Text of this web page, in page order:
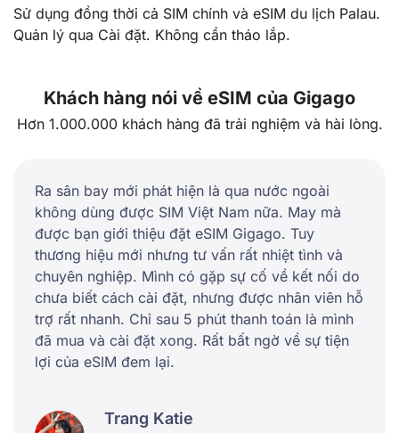
Sử dụng đồng thời cả SIM chính và eSIM du lịch Palau.
Quản lý qua Cài đặt. Không cần tháo lắp.
Khách hàng nói về eSIM của Gigago
Hơn 1.000.000 khách hàng đã trải nghiệm và hài lòng.
Ra sân bay mới phát hiện là qua nước ngoài
không dùng được SIM Việt Nam nữa. May mà
được bạn giới thiệu đặt eSIM Gigago. Tuy
thương hiệu mới nhưng tư vấn rất nhiệt tình và
chuyên nghiệp. Mình có gặp sự cố về kết nối do
chưa biết cách cài đặt, nhưng được nhân viên hỗ
trợ rất nhanh. Chỉ sau 5 phút thanh toán là mình
đã mua và cài đặt xong. Rất bất ngờ về sự tiện
lợi của eSIM đem lại.
Trang Katie